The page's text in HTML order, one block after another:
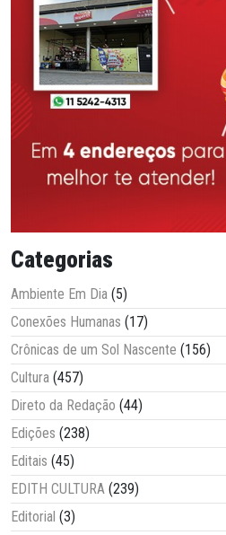
Categorias
Ambiente Em Dia (5)
Conexões Humanas (17)
Crônicas de um Sol Nascente (156)
Cultura (457)
Direto da Redação (44)
Edições (238)
Editais (45)
EDITH CULTURA (239)
Editorial (3)